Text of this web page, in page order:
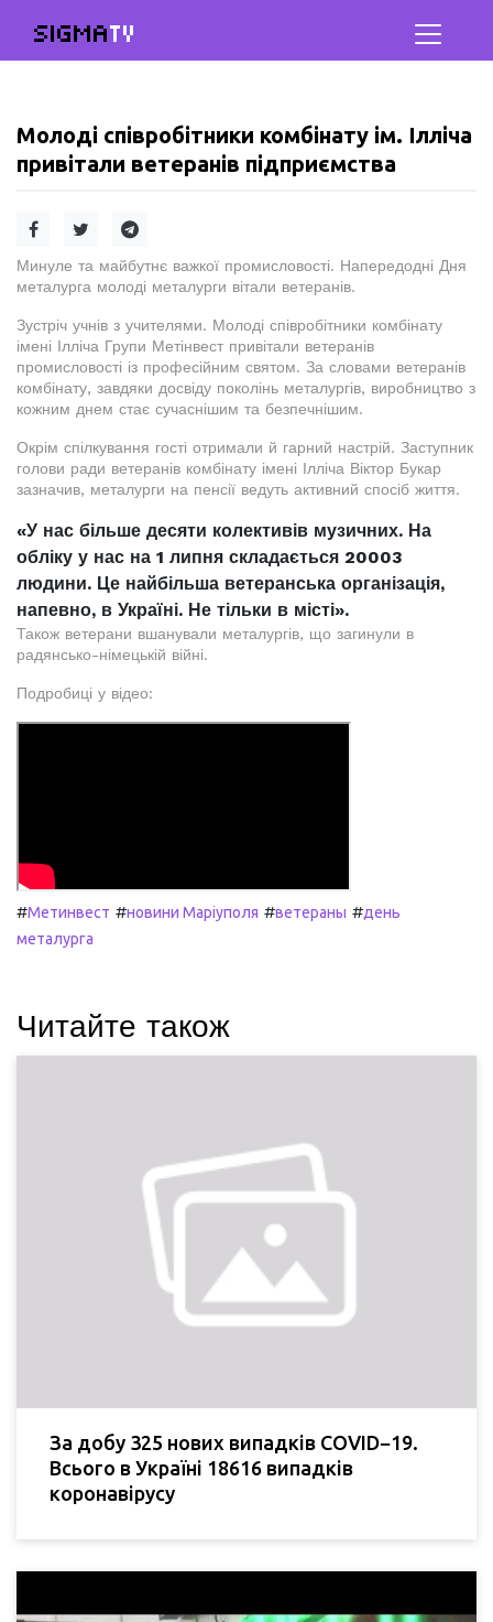
SIGMATV
Молоді співробітники комбінату ім. Ілліча
привітали ветеранів підприємства
Минуле та майбутнє важкої промисловості. Напередодні Дня
металурга молоді металурги вітали ветеранів.
Зустріч учнів з учителями. Молоді співробітники комбінату
імені Ілліча Групи Метінвест привітали ветеранів
промисловості із професійним святом. За словами ветеранів
комбінату, завдяки досвіду поколінь металургів, виробництво з
кожним днем стає сучаснішим та безпечнішим.
Окрім спілкування гості отримали й гарний настрій. Заступник
голови ради ветеранів комбінату імені Ілліча Віктор Букар
зазначив, металурги на пенсії ведуть активний спосіб життя.
«У нас більше десяти колективів музичних. На
обліку у нас на 1 липня складається 20003
людини. Це найбільша ветеранська організація,
напевно, в Україні. Не тільки в місті».
Також ветерани вшанували металургів, що загинули в
радянсько-німецькій війні.
Подробиці у відео:
#Метинвест #новини Маріуполя #ветераны #день
металурга
Читайте також
За добу 325 нових випадків COVID−19.
Всього в Україні 18616 випадків
коронавірусу